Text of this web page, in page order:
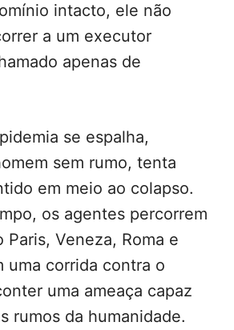
intacto, ele não
a um executor
apenas de
se espalha,
sem rumo, tenta
em meio ao colapso.
os agentes percorrem
Paris, Veneza, Roma e
uma corrida contra o
uma ameaça capaz
rumos da humanidade.